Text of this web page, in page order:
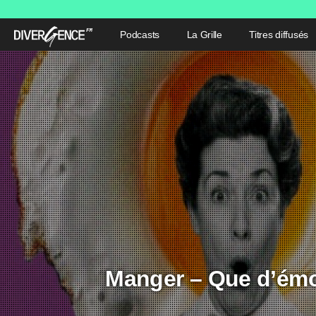
Podcasts La Grille Titres diffusés
Manger – Que